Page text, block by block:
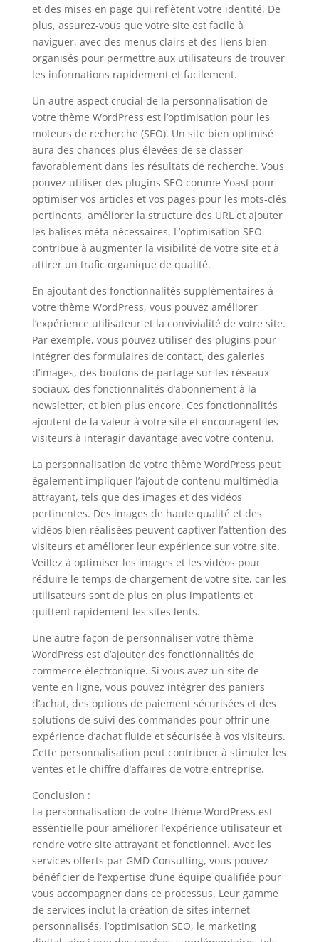
et des mises en page qui reflètent votre identité. De
plus, assurez-vous que votre site est facile à
naviguer, avec des menus clairs et des liens bien
organisés pour permettre aux utilisateurs de trouver
les informations rapidement et facilement.
Un autre aspect crucial de la personnalisation de
votre thème WordPress est l’optimisation pour les
moteurs de recherche (SEO). Un site bien optimisé
aura des chances plus élevées de se classer
favorablement dans les résultats de recherche. Vous
pouvez utiliser des plugins SEO comme Yoast pour
optimiser vos articles et vos pages pour les mots-clés
pertinents, améliorer la structure des URL et ajouter
les balises méta nécessaires. L’optimisation SEO
contribue à augmenter la visibilité de votre site et à
attirer un trafic organique de qualité.
En ajoutant des fonctionnalités supplémentaires à
votre thème WordPress, vous pouvez améliorer
l’expérience utilisateur et la convivialité de votre site.
Par exemple, vous pouvez utiliser des plugins pour
intégrer des formulaires de contact, des galeries
d’images, des boutons de partage sur les réseaux
sociaux, des fonctionnalités d’abonnement à la
newsletter, et bien plus encore. Ces fonctionnalités
ajoutent de la valeur à votre site et encouragent les
visiteurs à interagir davantage avec votre contenu.
La personnalisation de votre thème WordPress peut
également impliquer l’ajout de contenu multimédia
attrayant, tels que des images et des vidéos
pertinentes. Des images de haute qualité et des
vidéos bien réalisées peuvent captiver l’attention des
visiteurs et améliorer leur expérience sur votre site.
Veillez à optimiser les images et les vidéos pour
réduire le temps de chargement de votre site, car les
utilisateurs sont de plus en plus impatients et
quittent rapidement les sites lents.
Une autre façon de personnaliser votre thème
WordPress est d’ajouter des fonctionnalités de
commerce électronique. Si vous avez un site de
vente en ligne, vous pouvez intégrer des paniers
d’achat, des options de paiement sécurisées et des
solutions de suivi des commandes pour offrir une
expérience d’achat fluide et sécurisée à vos visiteurs.
Cette personnalisation peut contribuer à stimuler les
ventes et le chiffre d’affaires de votre entreprise.
Conclusion :
La personnalisation de votre thème WordPress est
essentielle pour améliorer l’expérience utilisateur et
rendre votre site attrayant et fonctionnel. Avec les
services offerts par GMD Consulting, vous pouvez
bénéficier de l’expertise d’une équipe qualifiée pour
vous accompagner dans ce processus. Leur gamme
de services inclut la création de sites internet
personnalisés, l’optimisation SEO, le marketing